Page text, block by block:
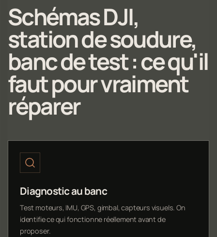
Schémas DJI,
station de soudure,
banc de test : ce qu'il
faut pour vraiment
réparer
Diagnostic au banc
Test moteurs, IMU, GPS, gimbal, capteurs visuels. On
identifie ce qui fonctionne réellement avant de
proposer.